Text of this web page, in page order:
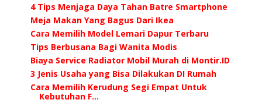
4 Tips Menjaga Daya Tahan Batre Smartphone
Meja Makan Yang Bagus Dari Ikea
Cara Memilih Model Lemari Dapur Terbaru
Tips Berbusana Bagi Wanita Modis
Biaya Service Radiator Mobil Murah di Montir.ID
3 Jenis Usaha yang Bisa Dilakukan DI Rumah
Cara Memilih Kerudung Segi Empat Untuk
Kebutuhan F...